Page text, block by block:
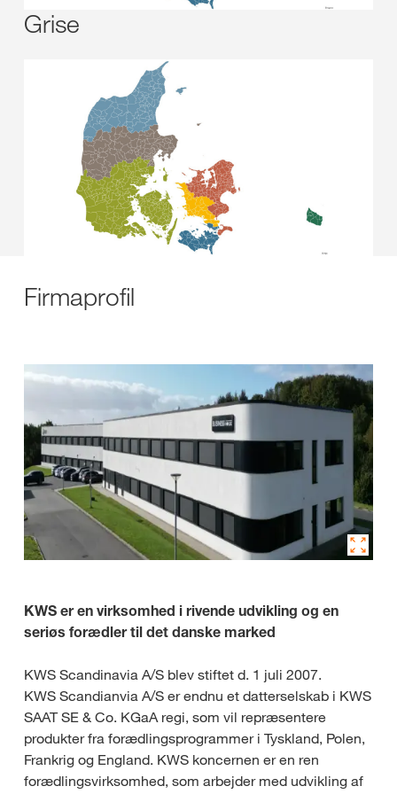
Grise
Firmaprofil
KWS er en virksomhed i rivende udvikling og en
seriøs forædler til det danske marked
KWS Scandinavia A/S blev stiftet d. 1 juli 2007.
KWS Scandianvia A/S er endnu et datterselskab i KWS
SAAT SE & Co. KGaA regi, som vil repræsentere
produkter fra forædlingsprogrammer i Tyskland, Polen,
Frankrig og England. KWS koncernen er en ren
forædlingsvirksomhed, som arbejder med udvikling af